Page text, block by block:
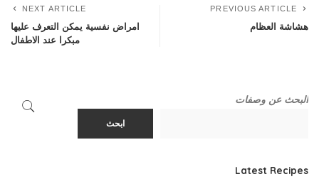
PREVIOUS ARTICLE
هشاشة العظام
NEXT ARTICLE
امراض نفسية يمكن التعرف عليها
مبكرا عند الاطفال
البحث عن وصفات
ابحث
Latest Recipes